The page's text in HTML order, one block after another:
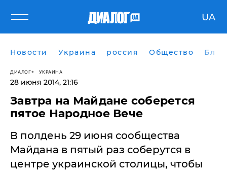
UA
Новости Украина россия Общество
ДИАЛОГ УКРАИНА
28 июня 2014, 21:16
Завтра на Майдане соберется
пятое Народное Вече
В полдень 29 июня сообщества
Майдана в пятый раз соберутся в
центре украинской столицы, чтобы